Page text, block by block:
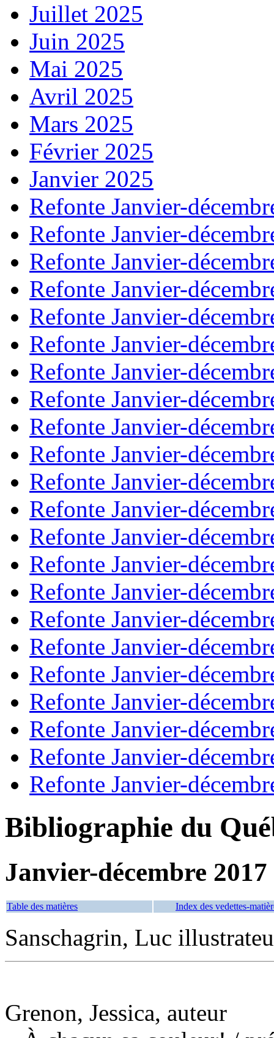
Juillet 2025
Juin 2025
Mai 2025
Avril 2025
Mars 2025
Février 2025
Janvier 2025
Refonte Janvier-
Refonte Janvier-
Refonte Janvier-
Refonte Janvier-
Refonte Janvier-
Refonte Janvier-
Refonte Janvier-
Refonte Janvier-
Refonte Janvier-
Refonte Janvier-
Refonte Janvier-
Refonte Janvier-
Refonte Janvier-
Refonte Janvier-
Refonte Janvier-
Refonte Janvier-
Refonte Janvier-
Refonte Janvier-
Refonte Janvier-
Refonte Janvier-
Refonte Janvier-
Refonte Janvier-
Bibliographie du
Janvier-décembre 2017
Table des matières Index des vedettes-
Sanschagrin, Luc
Grenon, Jessica, auteur